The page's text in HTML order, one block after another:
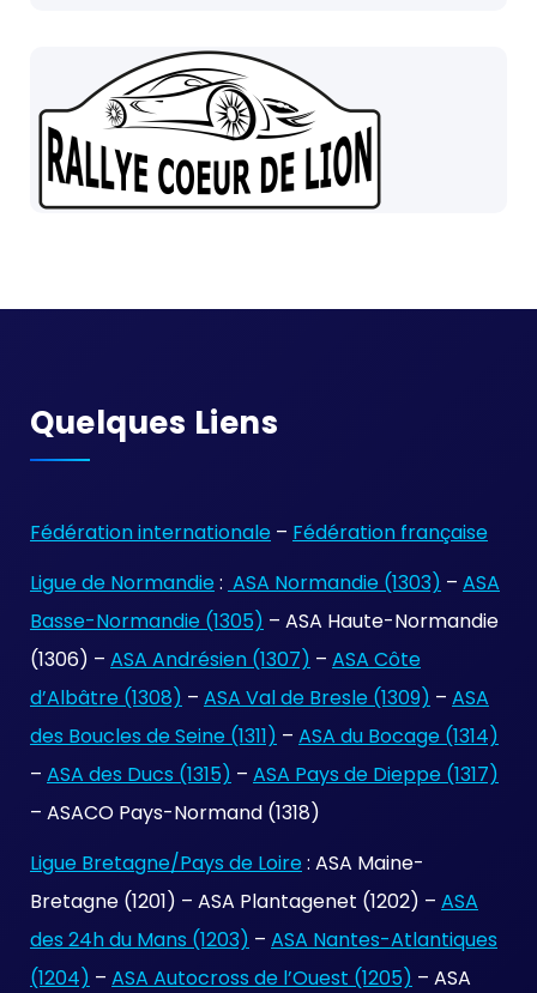
Quelques Liens
Fédération internationale – Fédération française
Ligue de Normandie : ASA Normandie (1303) – ASA
Basse-Normandie (1305) – ASA Haute-Normandie
(1306) – ASA Andrésien (1307) – ASA Côte
d’Albâtre (1308) – ASA Val de Bresle (1309) – ASA
des Boucles de Seine (1311) – ASA du Bocage (1314)
– ASA des Ducs (1315) – ASA Pays de Dieppe (1317)
– ASACO Pays-Normand (1318)
Ligue Bretagne/Pays de Loire : ASA Maine-
Bretagne (1201) – ASA Plantagenet (1202) – ASA
des 24h du Mans (1203) – ASA Nantes-Atlantiques
(1204) – ASA Autocross de l’Ouest (1205) – ASA